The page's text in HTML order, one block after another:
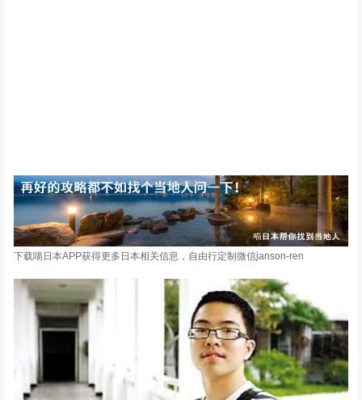
下载喵日本APP获得更多日本相关信息，自由行定制微信janson-ren